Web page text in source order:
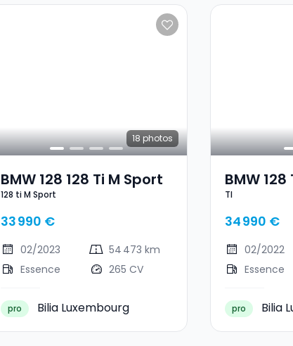
18 photos
BMW 128 128 Ti M Sport
128 ti M Sport
33 990 €
02/2023
54 473 km
Essence
265 CV
pro Bilia Luxembourg
BMW 128
TI
34 990 €
02/2022
Essence
pro Bilia